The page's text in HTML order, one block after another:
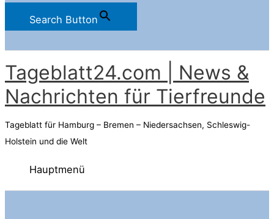
Search Button
Tageblatt24.com | News &
Nachrichten für Tierfreunde
Tageblatt für Hamburg – Bremen – Niedersachsen, Schleswig-
Holstein und die Welt
Hauptmenü